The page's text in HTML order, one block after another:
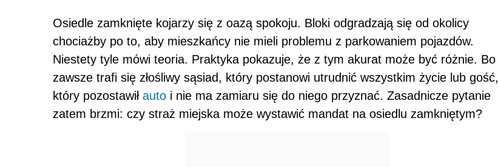
Osiedle zamknięte kojarzy się z oazą spokoju. Bloki odgradzają się od okolicy
chociażby po to, aby mieszkańcy nie mieli problemu z parkowaniem pojazdów.
Niestety tyle mówi teoria. Praktyka pokazuje, że z tym akurat może być różnie. Bo
zawsze trafi się złośliwy sąsiad, który postanowi utrudnić wszystkim życie lub gość,
który pozostawił auto i nie ma zamiaru się do niego przyznać. Zasadnicze pytanie
zatem brzmi: czy straż miejska może wystawić mandat na osiedlu zamkniętym?